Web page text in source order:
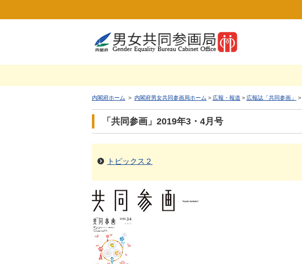
内閣府ホーム > 内閣府男女共同参画局ホーム > 広報・報道 > 広報誌「共同参画」 >
「共同参画」2019年3・4月号
トピックス２